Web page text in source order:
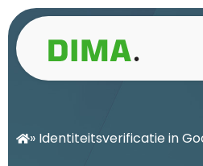
» Identiteitsverificatie in